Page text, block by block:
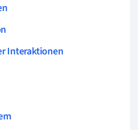
Interaktionen